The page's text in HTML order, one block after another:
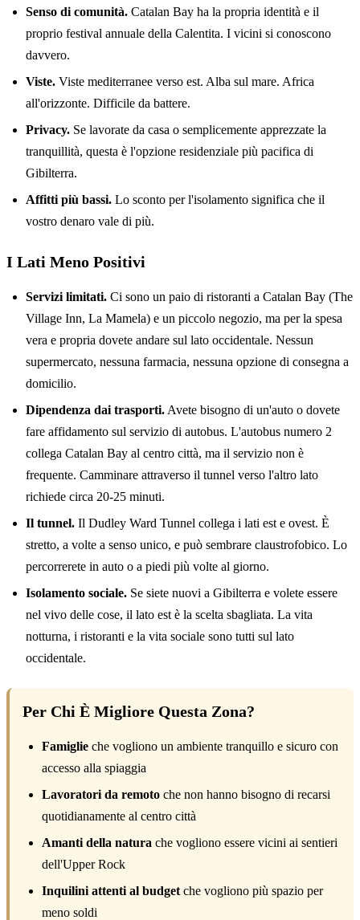
Senso di comunità. Catalan Bay ha la propria identità e il
proprio festival annuale della Calentita. I vicini si conoscono
davvero.
Viste. Viste mediterranee verso est. Alba sul mare. Africa
all'orizzonte. Difficile da battere.
Privacy. Se lavorate da casa o semplicemente apprezzate la
tranquillità, questa è l'opzione residenziale più pacifica di
Gibilterra.
Affitti più bassi. Lo sconto per l'isolamento significa che il
vostro denaro vale di più.
I Lati Meno Positivi
Servizi limitati. Ci sono un paio di ristoranti a Catalan Bay (The
Village Inn, La Mamela) e un piccolo negozio, ma per la spesa
vera e propria dovete andare sul lato occidentale. Nessun
supermercato, nessuna farmacia, nessuna opzione di consegna a
domicilio.
Dipendenza dai trasporti. Avete bisogno di un'auto o dovete
fare affidamento sul servizio di autobus. L'autobus numero 2
collega Catalan Bay al centro città, ma il servizio non è
frequente. Camminare attraverso il tunnel verso l'altro lato
richiede circa 20-25 minuti.
Il tunnel. Il Dudley Ward Tunnel collega i lati est e ovest. È
stretto, a volte a senso unico, e può sembrare claustrofobico. Lo
percorrerete in auto o a piedi più volte al giorno.
Isolamento sociale. Se siete nuovi a Gibilterra e volete essere
nel vivo delle cose, il lato est è la scelta sbagliata. La vita
notturna, i ristoranti e la vita sociale sono tutti sul lato
occidentale.
Per Chi È Migliore Questa Zona?
Famiglie che vogliono un ambiente tranquillo e sicuro con
accesso alla spiaggia
Lavoratori da remoto che non hanno bisogno di recarsi
quotidianamente al centro città
Amanti della natura che vogliono essere vicini ai sentieri
dell'Upper Rock
Inquilini attenti al budget che vogliono più spazio per
meno soldi